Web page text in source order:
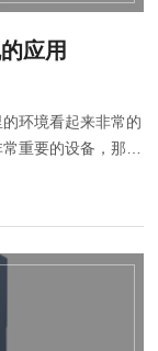
应用
环境看起来非常的
重要的设备，那就